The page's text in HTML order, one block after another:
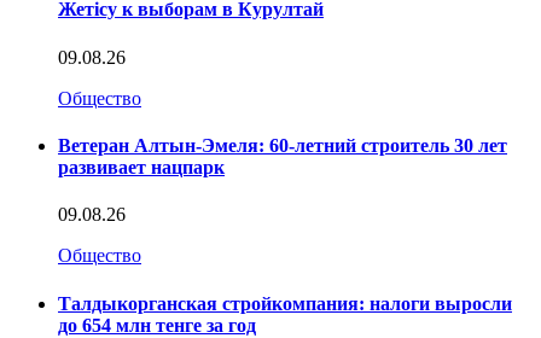
Жетісу к выборам в Курултай
09.08.26
Общество
Ветеран Алтын-Эмеля: 60-летний строитель 30 лет
развивает нацпарк
09.08.26
Общество
Талдыкорганская стройкомпания: налоги выросли
до 654 млн тенге за год